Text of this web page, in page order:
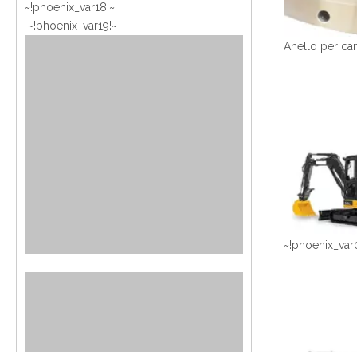
~!phoenix_var18!~
~!phoenix_var19!~